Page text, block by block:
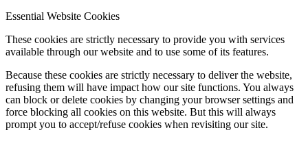
Essential Website Cookies
These cookies are strictly necessary to provide you with services
available through our website and to use some of its features.
Because these cookies are strictly necessary to deliver the website,
refusing them will have impact how our site functions. You always
can block or delete cookies by changing your browser settings and
force blocking all cookies on this website. But this will always
prompt you to accept/refuse cookies when revisiting our site.